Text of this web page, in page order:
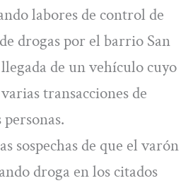
labores de control de
drogas por el barrio San
de un vehículo cuyo
transacciones de
sospechas de que el varón
droga en los citados